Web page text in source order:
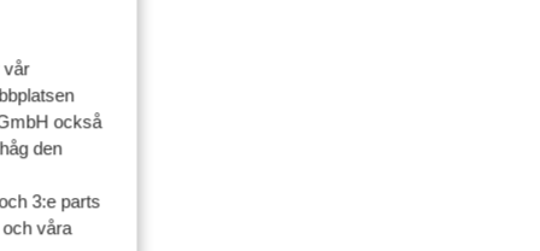
vår
också
den
3:e parts
våra
är detta
i dollar,